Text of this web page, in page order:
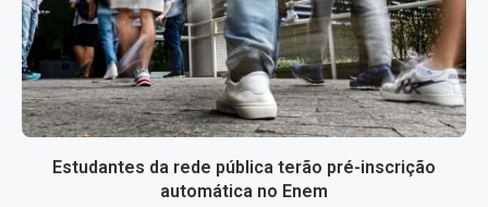
Estudantes da rede pública terão pré-inscrição
automática no Enem